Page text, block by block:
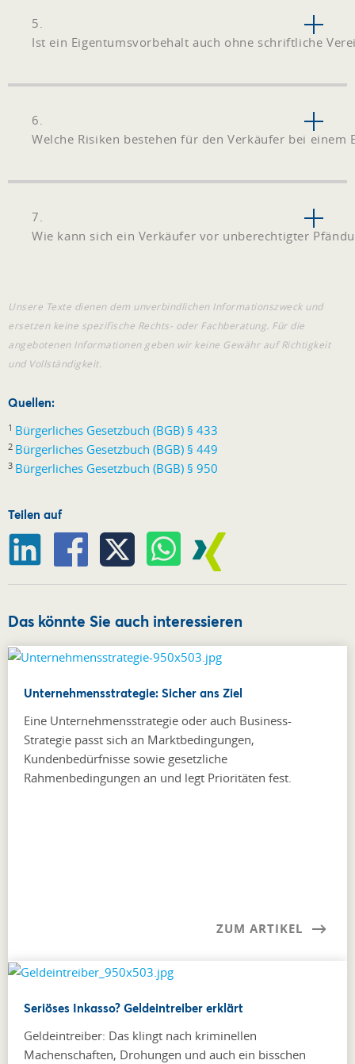
5.
Ist ein Eigentumsvorbehalt auch ohne schriftliche
6.
Welche Risiken bestehen für den Verkäufer bei einem
7.
Wie kann sich ein Verkäufer vor unberechtigter
Unsere Texte dienen dem unverbindlichen Informationszweck und
ersetzen keine spezifische Rechts- oder Fachberatung. Für die
angebotenen Informationen geben wir keine Gewähr auf Richtigkeit
und Vollständigkeit.
Quellen:
1 Bürgerliches Gesetzbuch (BGB) § 433
2 Bürgerliches Gesetzbuch (BGB) § 449
3 Bürgerliches Gesetzbuch (BGB) § 950
Teilen auf
Das könnte Sie auch interessieren
Unternehmensstrategie: Sicher ans Ziel
Eine Unternehmensstrategie oder auch Business-
Strategie passt sich an Marktbedingungen,
Kundenbedürfnisse sowie gesetzliche
Rahmenbedingungen an und legt Prioritäten fest.
ZUM ARTIKEL
Seriöses Inkasso? Geldeintreiber erklärt
Geldeintreiber: Das klingt nach kriminellen
Machenschaften, Drohungen und auch ein bisschen